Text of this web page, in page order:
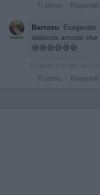
· Ti stimo · Rispondi
Barrosu:
salsiccia arrosto
😅😅😅😅😅😅
17 Agosto 2021 alle ore 12:48
· Ti stimo · Rispondi